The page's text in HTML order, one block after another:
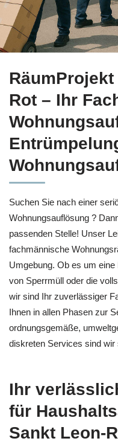
Rot – Ihr
Suchen Sie nach einer
Wohnungsauflösung ?
passenden Stelle! Unser
fachmännische
Umgebung. Ob es um
von Sperrmüll oder die
wir sind Ihr zuverlässiger
Ihnen in allen Phasen zur
ordnungsgemäße,
diskreten Services sind
Ihr
für
Sankt Leon-